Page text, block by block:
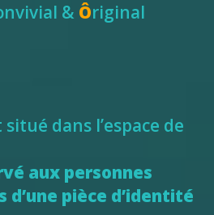
& Ôriginal
dans l’espace de
aux personnes
d’une pièce d’identité